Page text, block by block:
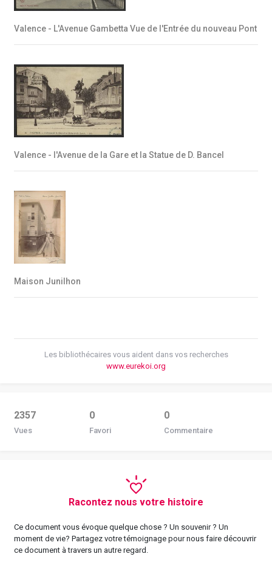
Valence - L'Avenue Gambetta Vue de l'Entrée du nouveau Pont
Valence - l'Avenue de la Gare et la Statue de D. Bancel
Maison Junilhon
Les bibliothécaires vous aident dans vos recherches
www.eurekoi.org
2357
Vues
0
Favori
0
Commentaire
Racontez nous votre histoire
Ce document vous évoque quelque chose ? Un souvenir ? Un
moment de vie? Partagez votre témoignage pour nous faire découvrir
ce document à travers un autre regard.